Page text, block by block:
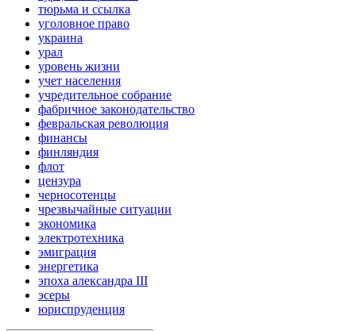
тюрьма и ссылка
уголовное право
украина
урал
уровень жизни
учет населения
учредительное собрание
фабричное законодательство
февральская революция
финансы
финляндия
флот
цензура
черносотенцы
чрезвычайные ситуации
экономика
электротехника
эмиграция
энергетика
эпоха александра III
эсеры
юриспруденция